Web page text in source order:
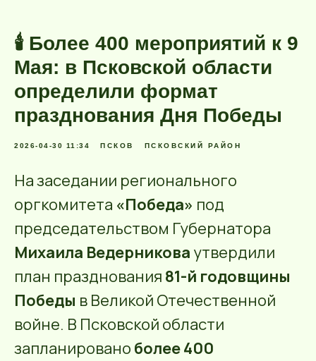
🕯 Более 400 мероприятий к 9
Мая: в Псковской области
определили формат
празднования Дня Победы
2026-04-30 11:34 ПСКОВ ПСКОВСКИЙ РАЙОН
На заседании регионального
оргкомитета «Победа» под
председательством Губернатора
Михаила Ведерникова утвердили
план празднования 81-й годовщины
Победы в Великой Отечественной
войне. В Псковской области
запланировано более 400